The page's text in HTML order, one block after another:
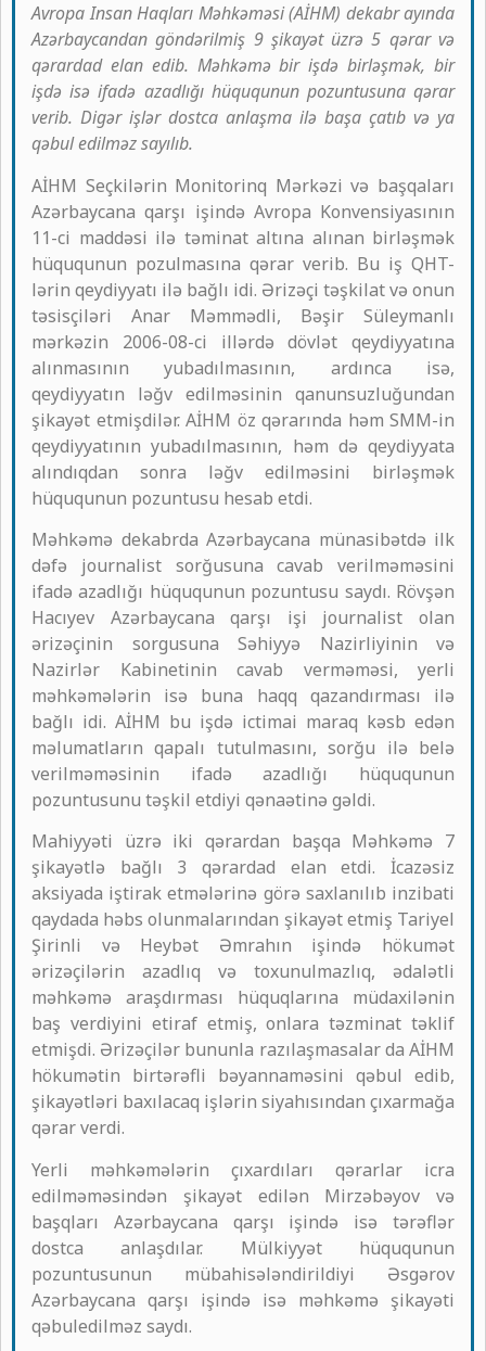
Avropa Insan Haqları Məhkəməsi (AİHM) dekabr ayında
Azərbaycandan göndərilmiş 9 şikayət üzrə 5 qərar və
qərardad elan edib. Məhkəmə bir işdə birləşmək, bir
işdə isə ifadə azadlığı hüququnun pozuntusuna qərar
verib. Digər işlər dostca anlaşma ilə başa çatıb və ya
qəbul edilməz sayılıb.
AİHM Seçkilərin Monitorinq Mərkəzi və başqaları
Azərbaycana qarşı işində Avropa Konvensiyasının
11-ci maddəsi ilə təminat altına alınan birləşmək
hüququnun pozulmasına qərar verib. Bu iş QHT-
lərin qeydiyyatı ilə bağlı idi. Ərizəçi təşkilat və onun
təsisçiləri Anar Məmmədli, Bəşir Süleymanlı
mərkəzin 2006-08-ci illərdə dövlət qeydiyyatına
alınmasının yubadılmasının, ardınca isə,
qeydiyyatın ləğv edilməsinin qanunsuzluğundan
şikayət etmişdilər. AİHM öz qərarında həm SMM-in
qeydiyyatının yubadılmasının, həm də qeydiyyata
alındıqdan sonra ləğv edilməsini birləşmək
hüququnun pozuntusu hesab etdi.
Məhkəmə dekabrda Azərbaycana münasibətdə ilk
dəfə journalist sorğusuna cavab verilməməsini
ifadə azadlığı hüququnun pozuntusu saydı. Rövşən
Hacıyev Azərbaycana qarşı işi journalist olan
ərizəçinin sorgusuna Səhiyyə Nazirliyinin və
Nazirlər Kabinetinin cavab verməməsi, yerli
məhkəmələrin isə buna haqq qazandırması ilə
bağlı idi. AİHM bu işdə ictimai maraq kəsb edən
məlumatların qapalı tutulmasını, sorğu ilə belə
verilməməsinin ifadə azadlığı hüququnun
pozuntusunu təşkil etdiyi qənaətinə gəldi.
Mahiyyəti üzrə iki qərardan başqa Məhkəmə 7
şikayətlə bağlı 3 qərardad elan etdi. İcazəsiz
aksiyada iştirak etmələrinə görə saxlanılıb inzibati
qaydada həbs olunmalarından şikayət etmiş Tariyel
Şirinli və Heybət Əmrahın işində hökumət
ərizəçilərin azadlıq və toxunulmazlıq, ədalətli
məhkəmə araşdırması hüquqlarına müdaxilənin
baş verdiyini etiraf etmiş, onlara təzminat təklif
etmişdi. Ərizəçilər bununla razılaşmasalar da AİHM
hökumətin birtərəfli bəyannaməsini qəbul edib,
şikayətləri baxılacaq işlərin siyahısından çıxarmağa
qərar verdi.
Yerli məhkəmələrin çıxardıları qərarlar icra
edilməməsindən şikayət edilən Mirzəbəyov və
başqları Azərbaycana qarşı işində isə tərəflər
dostca anlaşdılar. Mülkiyyət hüququnun
pozuntusunun mübahisələndirildiyi Əsgərov
Azərbaycana qarşı işində isə məhkəmə şikayəti
qəbuledilməz saydı.